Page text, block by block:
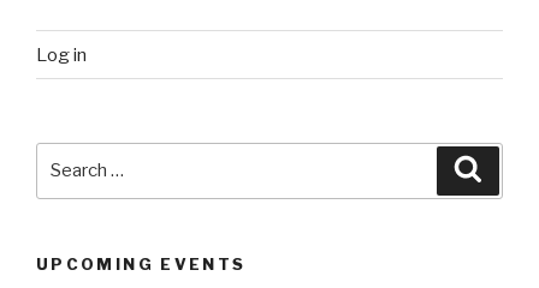
Log in
UPCOMING EVENTS